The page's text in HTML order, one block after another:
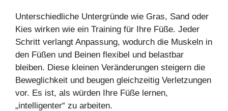
Unterschiedliche Untergründe wie Gras, Sand oder
Kies wirken wie ein Training für Ihre Füße. Jeder
Schritt verlangt Anpassung, wodurch die Muskeln in
den Füßen und Beinen flexibel und belastbar
bleiben. Diese kleinen Veränderungen steigern die
Beweglichkeit und beugen gleichzeitig Verletzungen
vor. Es ist, als würden Ihre Füße lernen,
„intelligenter“ zu arbeiten.